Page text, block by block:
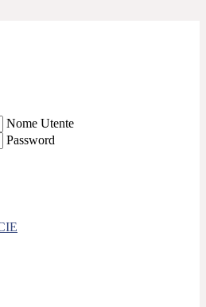
Nome Utente
Password